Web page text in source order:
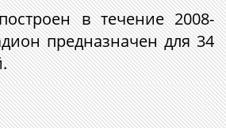
в течение 2008-
предназначен для 34